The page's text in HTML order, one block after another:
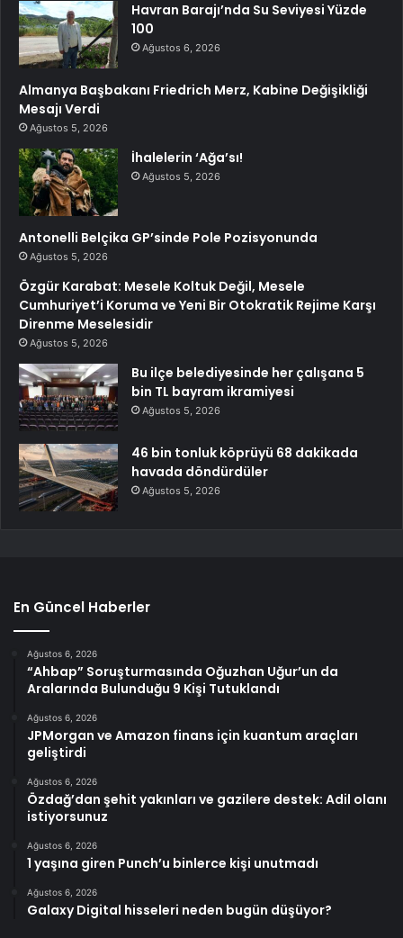
Havran Barajı’nda Su Seviyesi Yüzde
100
Ağustos 6, 2026
Almanya Başbakanı Friedrich Merz, Kabine Değişikliği
Mesajı Verdi
Ağustos 5, 2026
İhalelerin ‘Ağa’sı!
Ağustos 5, 2026
Antonelli Belçika GP’sinde Pole Pozisyonunda
Ağustos 5, 2026
Özgür Karabat: Mesele Koltuk Değil, Mesele
Cumhuriyet’i Koruma ve Yeni Bir Otokratik Rejime Karşı
Direnme Meselesidir
Ağustos 5, 2026
Bu ilçe belediyesinde her çalışana 5
bin TL bayram ikramiyesi
Ağustos 5, 2026
46 bin tonluk köprüyü 68 dakikada
havada döndürdüler
Ağustos 5, 2026
En Güncel Haberler
Ağustos 6, 2026
“Ahbap” Soruşturmasında Oğuzhan Uğur’un da
Aralarında Bulunduğu 9 Kişi Tutuklandı
Ağustos 6, 2026
JPMorgan ve Amazon finans için kuantum araçları
geliştirdi
Ağustos 6, 2026
Özdağ’dan şehit yakınları ve gazilere destek: Adil olanı
istiyorsunuz
Ağustos 6, 2026
1 yaşına giren Punch’u binlerce kişi unutmadı
Ağustos 6, 2026
Galaxy Digital hisseleri neden bugün düşüyor?